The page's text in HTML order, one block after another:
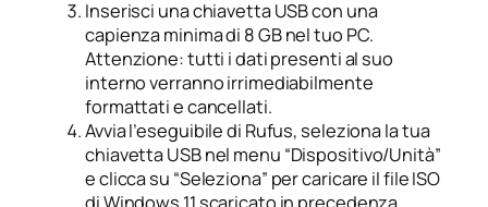
Inserisci una chiavetta USB con una
capienza minima di 8 GB nel tuo PC.
Attenzione: tutti i dati presenti al suo
interno verranno irrimediabilmente
formattati e cancellati.
Avvia l’eseguibile di Rufus, seleziona la tua
chiavetta USB nel menu “Dispositivo/Unità”
e clicca su “Seleziona” per caricare il file ISO